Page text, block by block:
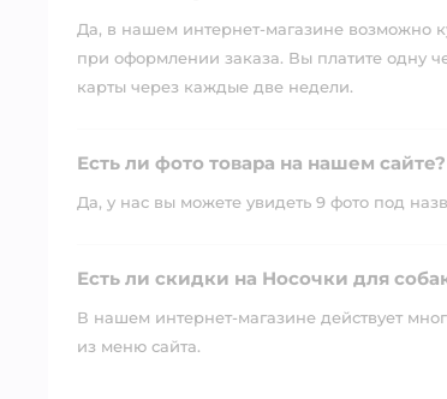
Да, в нашем интернет-магазине возможно
при оформлении заказа. Вы платите одну
карты через каждые две недели.
Есть ли фото товара на нашем сайте?
Да, у нас вы можете увидеть 9 фото под
Есть ли скидки на Носочки для
В нашем интернет-магазине действует
из меню сайта.